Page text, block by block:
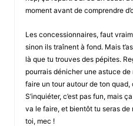
moment avant de comprendre
Les concessionnaires, faut
sinon ils traînent à fond. Mais
là que tu trouves des pépites.
pourrais dénicher une astuce
faire un tour autour de ton quad,
S’inquiéter, c’est pas fun, mais
va le faire, et bientôt tu seras de
toi, mec !